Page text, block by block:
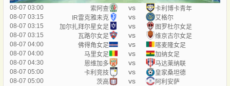
08-07 03:00 索阿查 vs
卡利博卡青年
08-07 03:15
IR雷克雅未克 vs
艾格尔
08-07 03:15
加尔扎拜尔星女足 vs
图罗杜尔女足
08-07 03:15
瓦路尔女足 vs
维京古尔女足
08-07 04:00
佛得角女足 vs
喀麦隆女足
08-07 04:00
马里女足 vs
加纳女足
08-07 04:30
恩维加多 vs
马达莱纳联
08-07 05:00
卡利竞技 vs
皇家桑坦德
08-07 05:00
茨高 vs 阿利安萨